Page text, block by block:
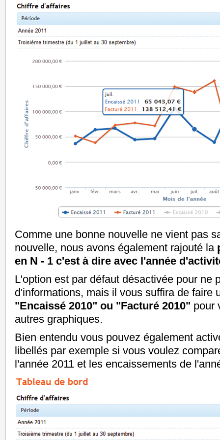
Comme une bonne nouvelle ne vient pas
nouvelle, nous avons également rajouté la
en N - 1 c'est à dire avec l'année
L'option est par défaut désactivée pour ne
d'informations, mais il vous suffira de faire
"Encaissé 2010" ou "Facturé 2010" pour
autres graphiques.
Bien entendu vous pouvez également
libellés par exemple si vous voulez
l'année 2011 et les encaissements de